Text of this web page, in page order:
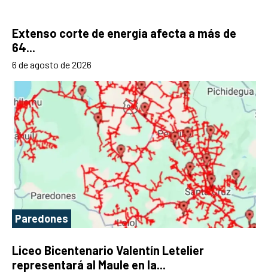
Extenso corte de energía afecta a más de
64...
6 de agosto de 2026
Paredones
Liceo Bicentenario Valentín Letelier
representará al Maule en la...